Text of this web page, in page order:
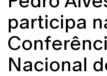
participa
Nacional